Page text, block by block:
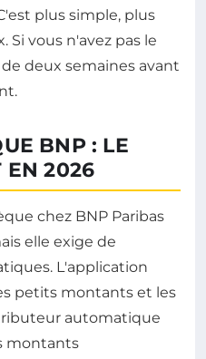
plus simple, plus
Si vous n'avez pas le
deux semaines avant
BNP : LE
EN 2026
chez BNP Paribas
elle exige de
L'application
petits montants et les
automatique
montants